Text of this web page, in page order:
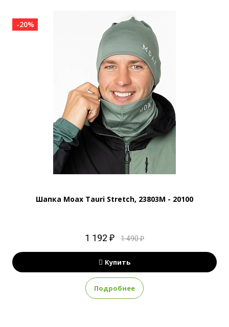
-20%
Шапка Moax Tauri Stretch, 23803M - 20100
1 192 ₽ 1 490 ₽
Купить
Подробнее